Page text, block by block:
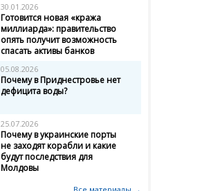
30.01.2026
Готовится новая «кража
миллиарда»: правительство
опять получит возможность
спасать активы банков
05.08.2026
Почему в Приднестровье нет
дефицита воды?
25.07.2026
Почему в украинские порты
не заходят корабли и какие
будут последствия для
Молдовы